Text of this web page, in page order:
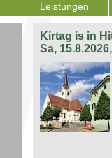
Leistungen
Kirtag is in
Sa,